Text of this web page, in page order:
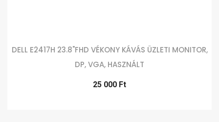
DELL E2417H 23.8"FHD VÉKONY KÁVÁS ÜZLETI MONITOR,
DP, VGA, HASZNÁLT
25 000 Ft